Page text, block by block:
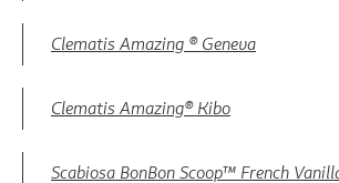
Clematis Amazing ® Geneva
Clematis Amazing® Kibo
Scabiosa BonBon Scoop™ French